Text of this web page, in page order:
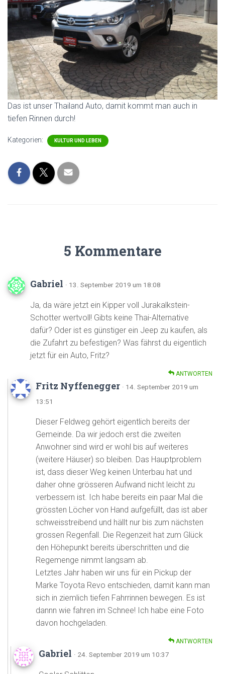
Das ist unser Thailand Auto, damit kommt man auch in
tiefen Rinnen durch!
Kategorien: KULTUR UND LEBEN
5 Kommentare
Gabriel · 13. September 2019 um 18:08
Ja, da wäre jetzt ein Kipper voll Jurakalkstein-
Schotter wertvoll! Gibts keine Thai-Alternative
dafür? Oder ist es günstiger ein Jeep zu kaufen, als
die Zufahrt zu befestigen? Was fährst du eigentlich
jetzt für ein Auto, Fritz?
ANTWORTEN
Fritz Nyffenegger · 14. September 2019 um
13:51
Dieser Feldweg gehört eigentlich bereits der
Gemeinde. Da wir jedoch erst die zweiten
Anwohner sind wird er wohl bis auf weiteres
(weitere Häuser) so bleiben. Das Hauptproblem
ist, dass dieser Weg keinen Unterbau hat und
daher ohne grösseren Aufwand nicht leicht zu
verbessern ist. Ich habe bereits ein paar Mal die
grössten Löcher von Hand aufgefüllt, das ist aber
schweisstreibend und hällt nur bis zum nächsten
grossen Regenfall. Die Regenzeit hat zum Glück
den Höhepunkt bereits überschritten und die
Regemenge nimmt langsam ab.
Letztes Jahr haben wir uns für ein Pickup der
Marke Toyota Revo entschieden, damit kann man
sich in ziemlich tiefen Fahrrinnen bewegen. Es ist
dannn wie fahren im Schnee! Ich habe eine Foto
davon hochgeladen.
ANTWORTEN
Gabriel · 24. September 2019 um 10:37